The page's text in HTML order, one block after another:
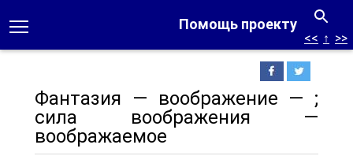
Помощь проекту
<< ↑ >>
Фантазия — воображение — ;
сила воображения —
воображаемое